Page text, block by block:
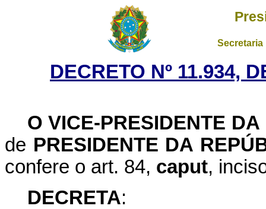
DECRETO Nº 11.934,
O VICE-PRESIDENTE
de PRESIDENTE DA
confere o art. 84, caput,
DECRETA: